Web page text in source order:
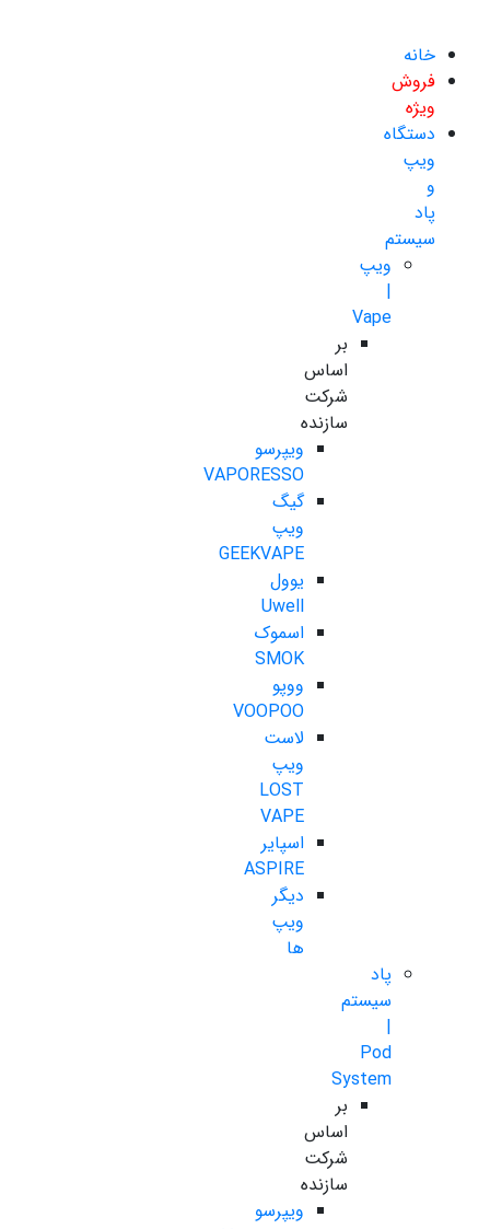
خانه
فروش
ویژه
دستگاه
ویپ
و
پاد
سیستم
ویپ
|
Vape
بر
اساس
شرکت
سازنده
ویپرسو
VAPORESSO
گیگ
ویپ
GEEKVAPE
یوول
Uwell
اسموک
SMOK
ووپو
VOOPOO
لاست
ویپ
LOST
VAPE
اسپایر
ASPIRE
دیگر
ویپ
ها
پاد
سیستم
|
Pod
System
بر
اساس
شرکت
سازنده
ویپرسو